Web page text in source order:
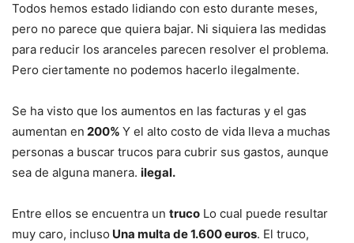
Todos hemos estado lidiando con esto durante meses,
pero no parece que quiera bajar. Ni siquiera las medidas
para reducir los aranceles parecen resolver el problema.
Pero ciertamente no podemos hacerlo ilegalmente.
Se ha visto que los aumentos en las facturas y el gas
aumentan en 200% Y el alto costo de vida lleva a muchas
personas a buscar trucos para cubrir sus gastos, aunque
sea de alguna manera. ilegal.
Entre ellos se encuentra un truco Lo cual puede resultar
muy caro, incluso Una multa de 1.600 euros. El truco,